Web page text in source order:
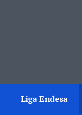
Liga Endesa